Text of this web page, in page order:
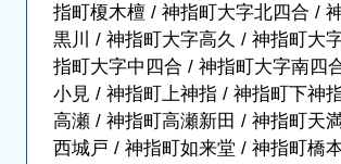
指町榎木檀 / 神指町大字北四合 /
黒川 / 神指町大字高久 / 神指町大
指町大字中四合 / 神指町大字南四
小見 / 神指町上神指 / 神指町下神
高瀬 / 神指町高瀬新田 / 神指町天
西城戸 / 神指町如来堂 / 神指町橋